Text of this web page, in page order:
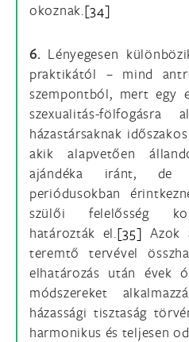
okoznak.[34]
6.Lényegesen
praktikától – mind
szempontból, mert egy
szexualitás-
házastársaknak
akik alapvetően
ajándéka iránt, de
periódusokban
szülői felelősség
határozták el.[35] Azok
teremtő tervével
elhatározás után évek
módszereket
házassági tisztaság
harmonikus és teljesen